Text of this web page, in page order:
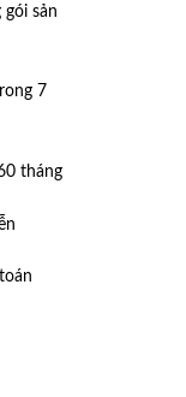
gói sản
7
tháng